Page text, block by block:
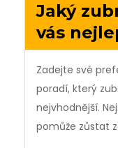
Jaký
vás
Zadejte své
poradí, který
nejvhodnější.
pomůže zůstat